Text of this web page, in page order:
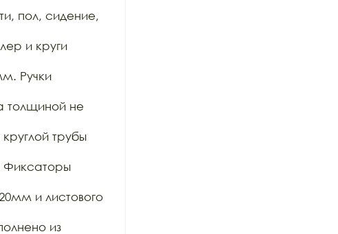
пол, сидение,
и круги
Ручки
толщиной не
трубы
Фиксаторы
и листового
из